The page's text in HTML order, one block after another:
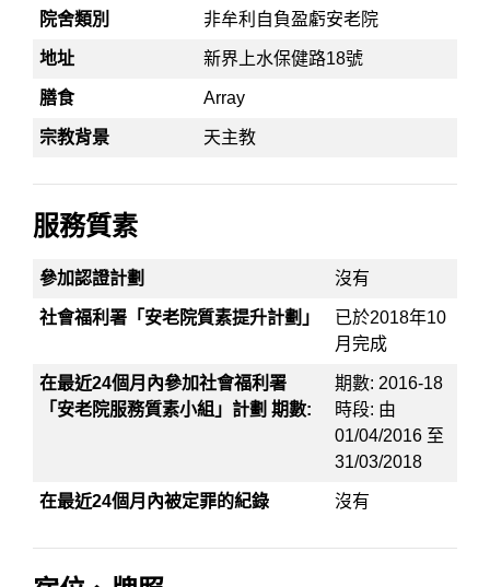
院舍類別 非牟利自負盈虧安老院
地址 新界上水保健路18號
膳食 Array
宗教背景 天主教
服務質素
參加認證計劃 沒有
社會福利署「安老院質素提升計劃」
已於2018年10
月完成
在最近24個月內參加社會福利署
「安老院服務質素小組」計劃 期數:
期數: 2016-18
時段: 由
01/04/2016 至
31/03/2018
在最近24個月內被定罪的紀錄 沒有